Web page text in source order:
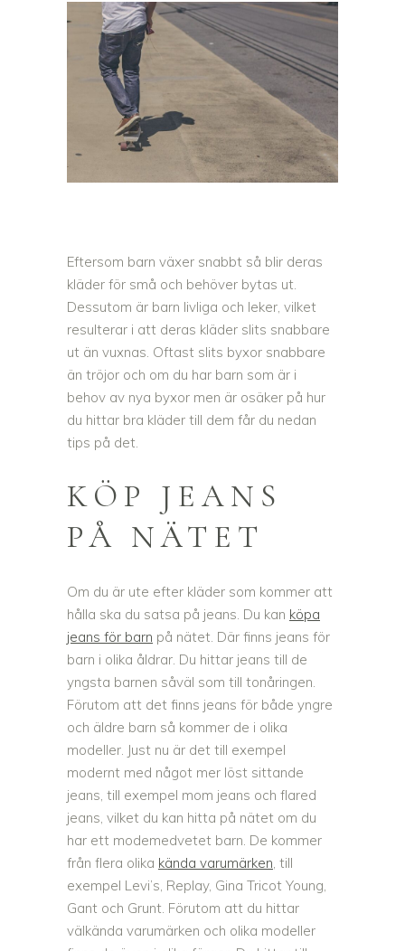
Eftersom barn växer snabbt så blir deras
kläder för små och behöver bytas ut.
Dessutom är barn livliga och leker, vilket
resulterar i att deras kläder slits snabbare
ut än vuxnas. Oftast slits byxor snabbare
än tröjor och om du har barn som är i
behov av nya byxor men är osäker på hur
du hittar bra kläder till dem får du nedan
tips på det.
KÖP JEANS
PÅ NÄTET
Om du är ute efter kläder som kommer att
hålla ska du satsa på jeans. Du kan köpa
jeans för barn på nätet. Där finns jeans för
barn i olika åldrar. Du hittar jeans till de
yngsta barnen såväl som till tonåringen.
Förutom att det finns jeans för både yngre
och äldre barn så kommer de i olika
modeller. Just nu är det till exempel
modernt med något mer löst sittande
jeans, till exempel mom jeans och flared
jeans, vilket du kan hitta på nätet om du
har ett modemedvetet barn. De kommer
från flera olika kända varumärken , till
exempel Levi’s, Replay, Gina Tricot Young,
Gant och Grunt. Förutom att du hittar
välkända varumärken och olika modeller